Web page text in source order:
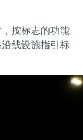
按标志的功能
线设施指引标